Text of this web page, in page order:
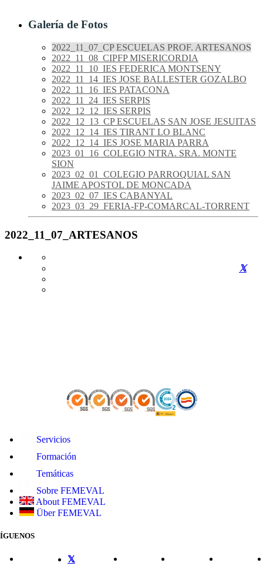
Galería de Fotos
2022_11_07_CP ESCUELAS PROF. ARTESANOS
2022_11_08_CIPFP MISERICORDIA
2022_11_10_IES FEDERICA MONTSENY
2022_11_14_IES JOSE BALLESTER GOZALBO
2022_11_16_IES PATACONA
2022_11_24_IES SERPIS
2022_12_12_IES SERPIS
2022_12_13_CP ESCUELAS SAN JOSE JESUITAS
2022_12_14_IES TIRANT LO BLANC
2022_12_14_IES JOSE MARIA PARRA
2023_01_16_COLEGIO NTRA. SRA. MONTE
SION
2023_02_01_COLEGIO PARROQUIAL SAN
JAIME APOSTOL DE MONCADA
2023_02_07_IES CABANYAL
2023_03_29_FERIA-FP-COMARCAL-TORRENT
2022_11_07_ARTESANOS
Servicios
Formación
Temáticas
Sobre FEMEVAL
About FEMEVAL
Über FEMEVAL